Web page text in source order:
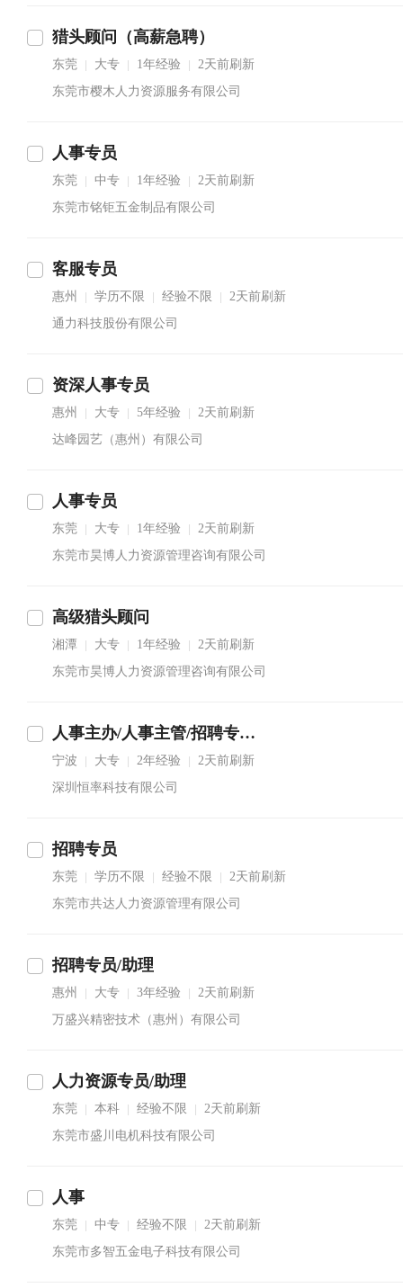
猎头顾问（高薪急聘）
东莞 大专 1年经验
2天前刷新
东莞市樱木人力资源服务有限公司
人事专员
东莞 中专 1年经验
2天前刷新
东莞市铭钜五金制品有限公司
客服专员
惠州 学历不限 经验不限
2天前刷新
通力科技股份有限公司
资深人事专员
惠州 大专 5年经验
2天前刷新
达峰园艺（惠州）有限公司
人事专员
东莞 大专 1年经验
2天前刷新
东莞市昊博人力资源管理咨询有限公司
高级猎头顾问
湘潭 大专 1年经验
2天前刷新
东莞市昊博人力资源管理咨询有限公司
人事主办/人事主管/招聘专员/人力资源HR
宁波 大专 2年经验
2天前刷新
深圳恒率科技有限公司
招聘专员
东莞 学历不限 经验不限
2天前刷新
东莞市共达人力资源管理有限公司
招聘专员/助理
惠州 大专 3年经验
2天前刷新
万盛兴精密技术（惠州）有限公司
人力资源专员/助理
东莞 本科 经验不限
2天前刷新
东莞市盛川电机科技有限公司
人事
东莞 中专 经验不限
2天前刷新
东莞市多智五金电子科技有限公司